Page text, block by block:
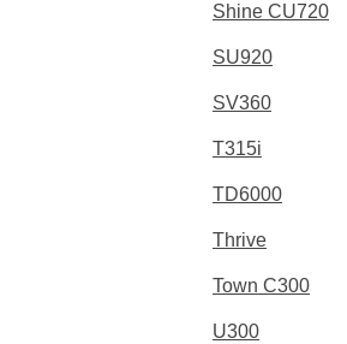
Shine CU720
SU920
SV360
T315i
TD6000
Thrive
Town C300
U300